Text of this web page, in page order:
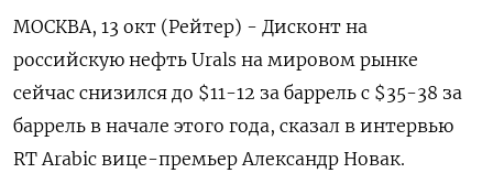
МОСКВА, 13 окт (Рейтер) - Дисконт на
российскую нефть Urals на мировом рынке
сейчас снизился до $11-12 за баррель с $35-38 за
баррель в начале этого года, сказал в интервью
RT Arabic вице-премьер Александр Новак.